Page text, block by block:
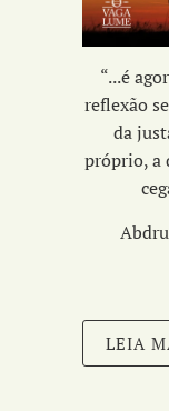
“...é
reflexão
da
próprio,a
LEIA